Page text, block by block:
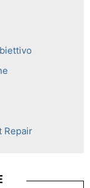
Repair